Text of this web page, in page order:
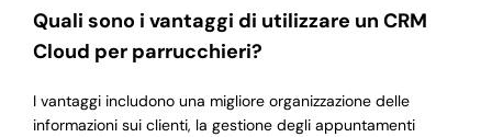
Quali sono i vantaggi di utilizzare un CRM
Cloud per parrucchieri?
I vantaggi includono una migliore organizzazione delle
informazioni sui clienti, la gestione degli appuntamenti